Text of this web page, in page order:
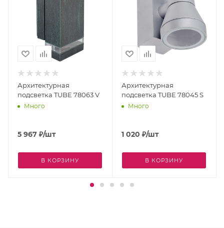
Архитектурная
подсветка TUBE 78063 V
Много
5 967 ₽/шт
В КОРЗИНУ
Архитектурная
подсветка TUBE 78045 S
Много
1 020 ₽/шт
В КОРЗИНУ